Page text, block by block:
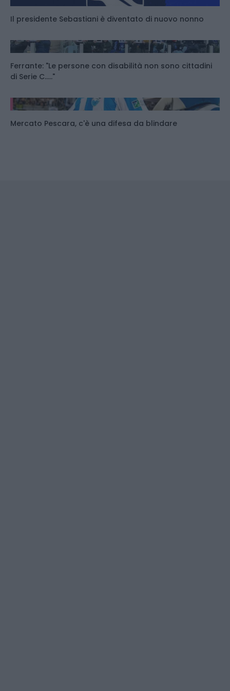
Il presidente Sebastiani è diventato di nuovo nonno
Ferrante: "Le persone con disabilità non sono cittadini
di Serie C....."
Mercato Pescara, c'è una difesa da blindare